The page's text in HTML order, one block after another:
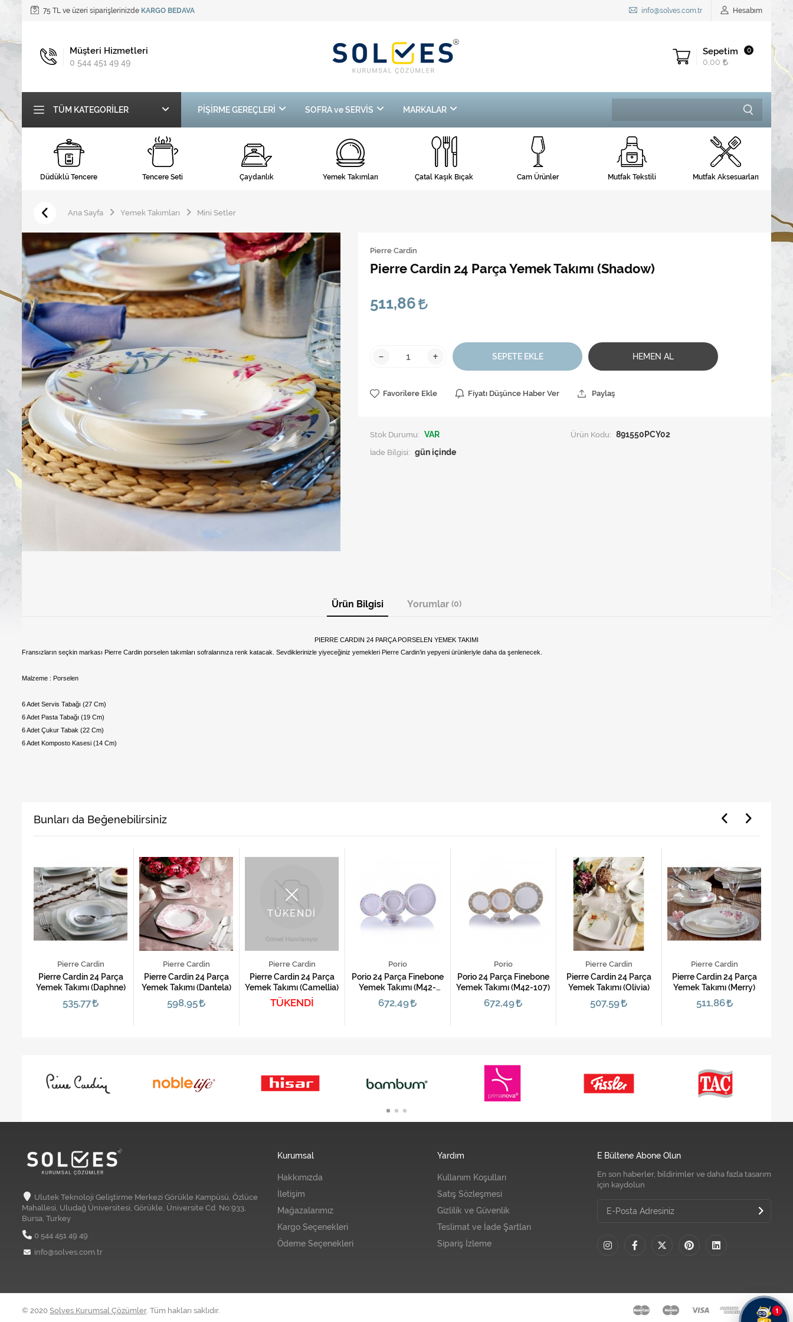
1
75 TL ve üzeri siparişlerinizde KARGO BEDAVA info@solves.com.tr Hesabım
Müşteri Hizmetleri
0 544 451 49 49
Sepetim 0
0,00
TÜM KATEGORILER PİŞİRME GEREÇLERİ SOFRA ve SERVİS MARKALAR
Düdüklü Tencere Tencere Seti Çaydanlık Yemek Takımları Çatal Kaşık Bıçak Cam Ürünler Mutfak Tekstili Mutfak Aksesuarları
Ana Sayfa Yemek Takımları Mini Setler
Pierre Cardin
Pierre Cardin 24 Parça Yemek Takımı (Shadow)
511,86
- + SEPETE EKLE HEMEN AL
Favorilere Ekle Fiyatı Düşünce Haber Ver Paylaş
Stok Durumu: VAR Ürün Kodu: 891550PCY02
İade Bilgisi:
Ürün Bilgisi Yorumlar (0)
PIERRE CARDIN 24 PARÇA PORSELEN YEMEK TAKIMI
Fransızların seçkin markası Pierre Cardin porselen takımları sofralarınıza renk katacak. Sevdiklerinizle yiyeceğiniz yemekleri Pierre Cardin’in yepyeni ürünleriyle daha da şenlenecek.
Malzeme : Porselen
6 Adet Servis Tabağı (27 Cm)
6 Adet Pasta Tabağı (19 Cm)
6 Adet Çukur Tabak (22 Cm)
6 Adet Komposto Kasesi (14 Cm)
Bunları da Beğenebilirsiniz
Pierre Cardin
Pierre Cardin 24 Parça
Yemek Takımı (Daphne)
535,77
Pierre Cardin
Pierre Cardin 24 Parça
Yemek Takımı (Dantela)
598,95
TÜKENDİ
Pierre Cardin
Pierre Cardin 24 Parça
Yemek Takımı (Camellia)
TÜKENDİ
Porio
Porio 24 Parça Finebone
Yemek Takımı (M42-
672,49
Porio
Porio 24 Parça Finebone
Yemek Takımı (M42-107)
672,49
Pierre Cardin
Pierre Cardin 24 Parça
Yemek Takımı (Olivia)
507,59
Pierre Cardin
Pierre Cardin 24 Parça
Yemek Takımı (Merry)
511,86
Ulutek Teknoloji Geliştirme Merkezi Görükle Kampüsü, Özlüce
Mahallesi, Uludağ Üniversitesi, Görükle, Üniversite Cd. No:933,
Bursa, Turkey
0 544 451 49 49
info@solves.com.tr
E Bültene Abone Olun
En son haberler, bildirimler ve daha fazla tasarım
için kaydolun
Kurumsal
Hakkımızda
İletişim
Mağazalarımız
Kargo Seçenekleri
Ödeme Seçenekleri
Yardım
Kullanım Koşulları
Satış Sözleşmesi
Gizlilik ve Güvenlik
Teslimat ve İade Şartları
Sipariş İzleme
© 2020Solves Kurumsal Çözümler. Tüm hakları saklıdır.